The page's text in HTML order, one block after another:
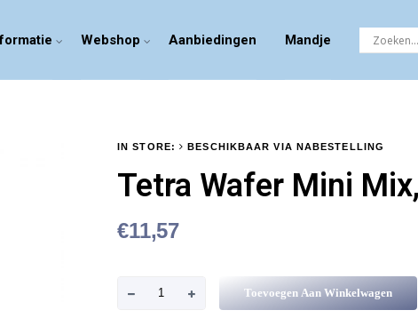
Webshop Aanbiedingen Mandje
IN STORE: BESCHIKBAAR VIA NABESTELLING
Tetra Wafer Mini
€11,57
Toevoegen Aan Winkelwagen